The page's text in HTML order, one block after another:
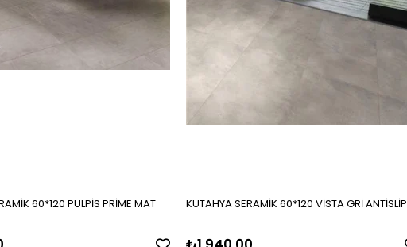
60*120 PULPİS PRİME MAT KÜTAHYA SERAMİK 60*120 VİSTA GRİ ANTİSLİP